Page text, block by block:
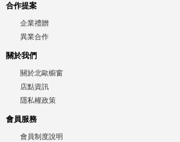
合作提案
企業禮贈
異業合作
關於我們
關於北歐櫥窗
店點資訊
隱私權政策
會員服務
會員制度說明